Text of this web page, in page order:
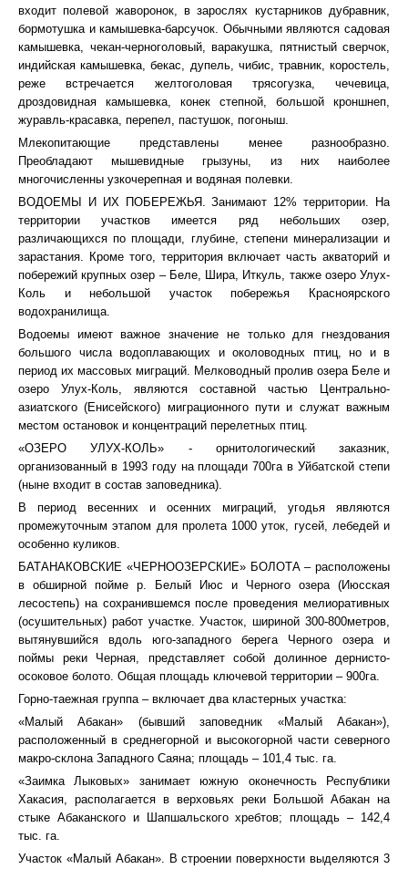
входит полевой жаворонок, в зарослях кустарников дубравник,
бормотушка и камышевка-барсучок. Обычными являются садовая
камышевка, чекан-черноголовый, варакушка, пятнистый сверчок,
индийская камышевка, бекас, дупель, чибис, травник, коростель,
реже встречается желтоголовая трясогузка, чечевица,
дроздовидная камышевка, конек степной, большой кроншнеп,
журавль-красавка, перепел, пастушок, погоныш.
Млекопитающие представлены менее разнообразно.
Преобладают мышевидные грызуны, из них наиболее
многочисленны узкочерепная и водяная полевки.
ВОДОЕМЫ И ИХ ПОБЕРЕЖЬЯ. Занимают 12% территории. На
территории участков имеется ряд небольших озер,
различающихся по площади, глубине, степени минерализации и
зарастания. Кроме того, территория включает часть акваторий и
побережий крупных озер – Беле, Шира, Иткуль, также озеро Улух-
Коль и небольшой участок побережья Красноярского
водохранилища.
Водоемы имеют важное значение не только для гнездования
большого числа водоплавающих и околоводных птиц, но и в
период их массовых миграций. Мелководный пролив озера Беле и
озеро Улух-Коль, являются составной частью Центрально-
азиатского (Енисейского) миграционного пути и служат важным
местом остановок и концентраций перелетных птиц.
«ОЗЕРО УЛУХ-КОЛЬ» - орнитологический заказник,
организованный в 1993 году на площади 700га в Уйбатской степи
(ныне входит в состав заповедника).
В период весенних и осенних миграций, угодья являются
промежуточным этапом для пролета 1000 уток, гусей, лебедей и
особенно куликов.
БАТАНАКОВСКИЕ «ЧЕРНООЗЕРСКИЕ» БОЛОТА – расположены
в обширной пойме р. Белый Июс и Черного озера (Июсская
лесостепь) на сохранившемся после проведения мелиоративных
(осушительных) работ участке. Участок, шириной 300-800метров,
вытянувшийся вдоль юго-западного берега Черного озера и
поймы реки Черная, представляет собой долинное дернисто-
осоковое болото. Общая площадь ключевой территории – 900га.
Горно-таежная группа – включает два кластерных участка:
«Малый Абакан» (бывший заповедник «Малый Абакан»),
расположенный в среднегорной и высокогорной части северного
макро-склона Западного Саяна; площадь – 101,4 тыс. га.
«Заимка Лыковых» занимает южную оконечность Республики
Хакасия, располагается в верховьях реки Большой Абакан на
стыке Абаканского и Шапшальского хребтов; площадь – 142,4
тыс. га.
Участок «Малый Абакан». В строении поверхности выделяются 3